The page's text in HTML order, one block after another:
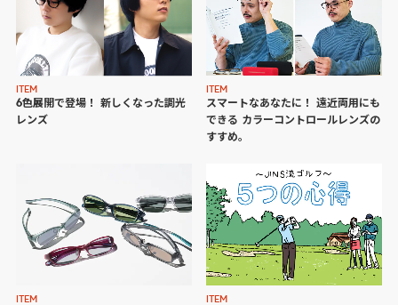
ITEM
6色展開で登場！ 新しくなった調光
レンズ
ITEM
スマートなあなたに！ 遠近両用にも
できる カラーコントロールレンズの
すすめ。
ITEM ITEM